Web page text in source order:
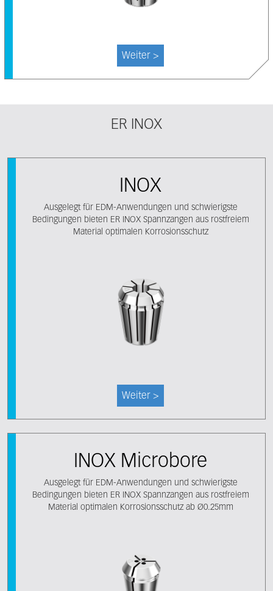
Weiter >
ER INOX
INOX
Ausgelegt für EDM-Anwendungen und schwierigste
Bedingungen bieten ER INOX Spannzangen aus rostfreiem
Material optimalen Korrosionsschutz
Weiter >
INOX Microbore
Ausgelegt für EDM-Anwendungen und schwierigste
Bedingungen bieten ER INOX Spannzangen aus rostfreiem
Material optimalen Korrosionsschutz ab Ø0.25mm